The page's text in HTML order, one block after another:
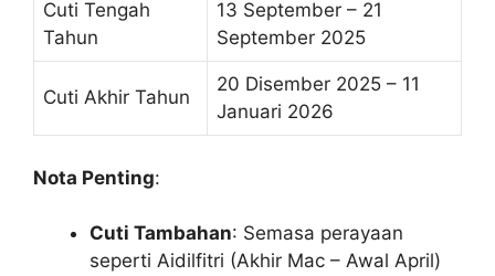
Cuti Tengah
Tahun
13 September – 21
September 2025
Cuti Akhir Tahun
20 Disember 2025 – 11
Januari 2026
Nota Penting:
Cuti Tambahan: Semasa perayaan
seperti Aidilfitri (Akhir Mac – Awal April)